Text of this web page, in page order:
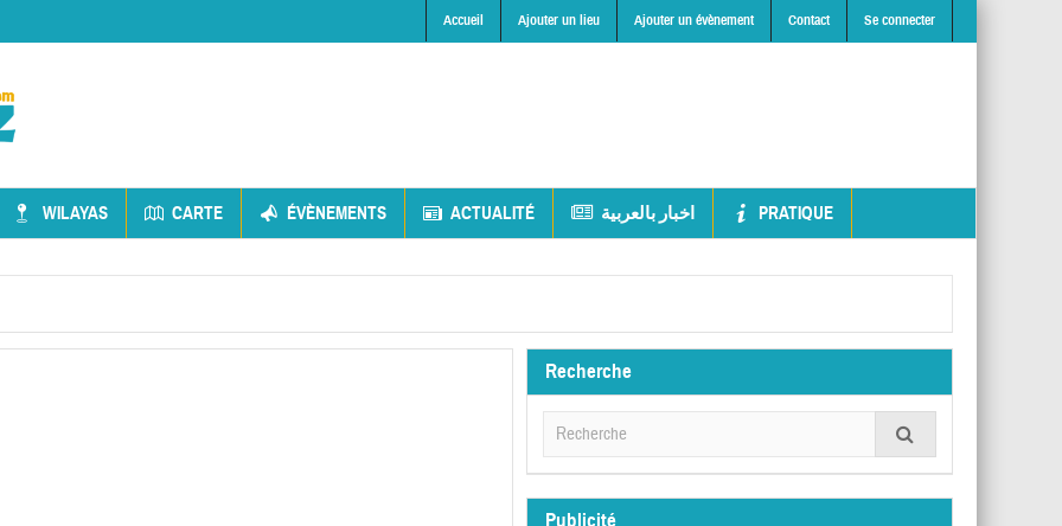
Accueil Ajouter un lieu Ajouter un évènement Contact Se connecter
WILAYAS CARTE ÉVÈNEMENTS ACTUALITÉ اخبار بالعربية PRATIQUE
Recherche
Publicité